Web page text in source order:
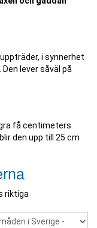
i synnerhet
lever såväl på
få centimeters
den upp till 25 cm
riktiga